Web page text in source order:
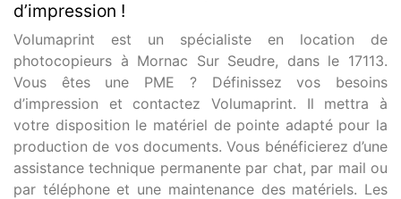
d’impression !
Volumaprint est un spécialiste en location de
photocopieurs à Mornac Sur Seudre, dans le 17113.
Vous êtes une PME ? Définissez vos besoins
d’impression et contactez Volumaprint. Il mettra à
votre disposition le matériel de pointe adapté pour la
production de vos documents. Vous bénéficierez d’une
assistance technique permanente par chat, par mail ou
par téléphone et une maintenance des matériels. Les